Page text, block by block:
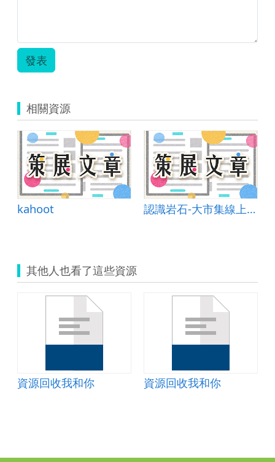
發表
相關資源
kahoot 認識岩石-大市集線上資源應用
其他人也看了這些資源
資源回收我和你 資源回收我和你